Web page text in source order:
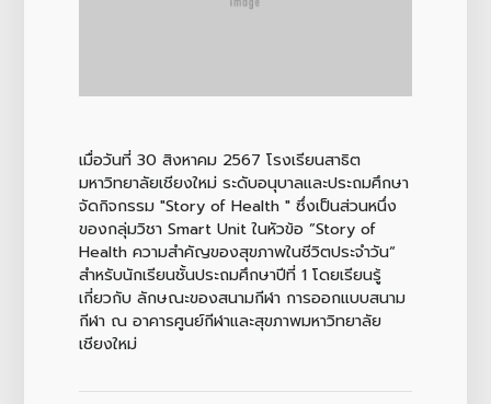
เมื่อวันที่ 30 สิงหาคม 2567 โรงเรียนสาธิต
มหาวิทยาลัยเชียงใหม่ ระดับอนุบาลและประถมศึกษา
จัดกิจกรรม "Story of Health " ซึ่งเป็นส่วนหนึ่ง
ของกลุ่มวิชา Smart Unit ในหัวข้อ ”Story of
Health ความสำคัญของสุขภาพในชีวิตประจำวัน“
สำหรับนักเรียนชั้นประถมศึกษาปีที่ 1 โดยเรียนรู้
เกี่ยวกับ ลักษณะของสนามกีฬา การออกแบบสนาม
กีฬา ณ อาคารศูนย์กีฬาและสุขภาพมหาวิทยาลัย
เชียงใหม่